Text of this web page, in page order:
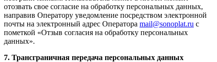
отозвать свое согласие на обработку персональных данных,
направив Оператору уведомление посредством электронной
почты на электронный адрес Оператора mail@sonoplat.ru с
пометкой «Отзыв согласия на обработку персональных
данных».
7. Трансграничная передача персональных данных